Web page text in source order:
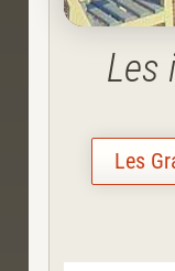
Les
Les